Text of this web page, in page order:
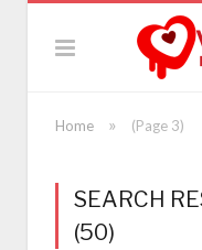
Home » (Page 3)
SEARCH
(50)